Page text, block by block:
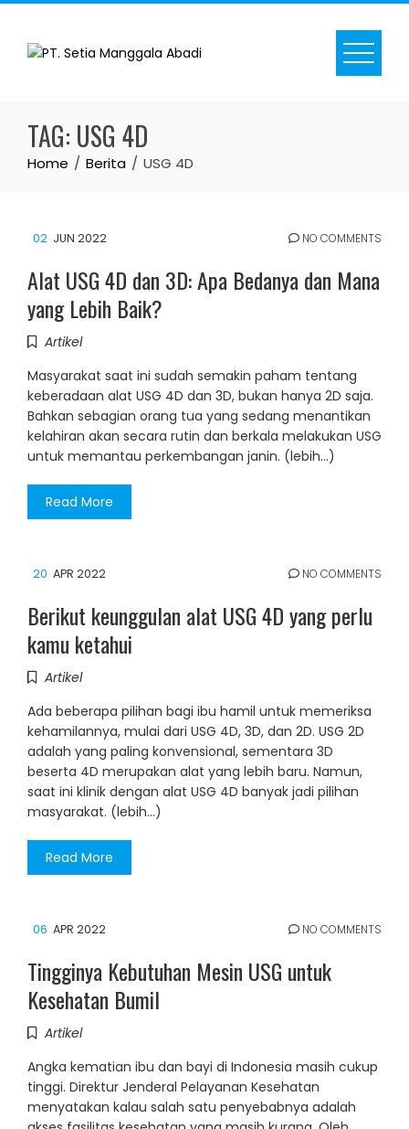
Skip
content
TAG: USG 4D
Home Berita USG 4D
02 JUN 2022 NO COMMENTS
Alat USG 4D dan 3D: Apa Bedanya dan Mana
yang Lebih Baik?
Artikel
Masyarakat saat ini sudah semakin paham tentang
keberadaan alat USG 4D dan 3D, bukan hanya 2D saja.
Bahkan sebagian orang tua yang sedang menantikan
kelahiran akan secara rutin dan berkala melakukan USG
untuk memantau perkembangan janin. (lebih…)
Read More
20 APR 2022 NO COMMENTS
Berikut keunggulan alat USG 4D yang perlu
kamu ketahui
Artikel
Ada beberapa pilihan bagi ibu hamil untuk memeriksa
kehamilannya, mulai dari USG 4D, 3D, dan 2D. USG 2D
adalah yang paling konvensional, sementara 3D
beserta 4D merupakan alat yang lebih baru. Namun,
saat ini klinik dengan alat USG 4D banyak jadi pilihan
masyarakat. (lebih…)
Read More
06 APR 2022 NO COMMENTS
Tingginya Kebutuhan Mesin USG untuk
Kesehatan Bumil
Artikel
Angka kematian ibu dan bayi di Indonesia masih cukup
tinggi. Direktur Jenderal Pelayanan Kesehatan
menyatakan kalau salah satu penyebabnya adalah